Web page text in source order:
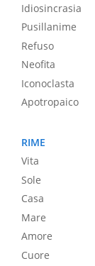
Idiosincrasia
Pusillanime
Refuso
Neofita
Iconoclasta
Apotropaico
RIME
Vita
Sole
Casa
Mare
Amore
Cuore